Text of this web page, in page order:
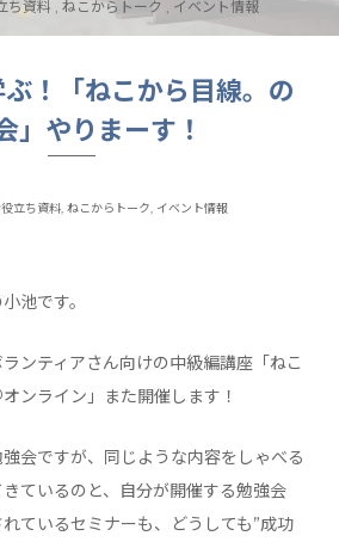
ち資料 ,ねこからトーク , イベント情報
！「ねこから目線。の
」やりまーす！
立ち資料, ねこからトーク, イベント情報
池です。
ンティアさん向けの中級編講座「ねこ
ンライン」また開催します！
会ですが、同じような内容をしゃべる
ているのと、自分が開催する勉強会
ているセミナーも、どうしても”成功